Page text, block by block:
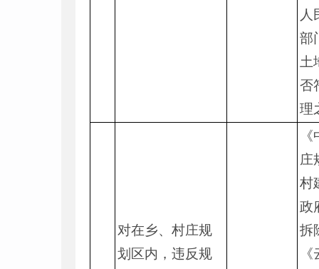
人
部
土
否
理
对在乡、村庄规
划区内，违反规
庄
村
政
拆